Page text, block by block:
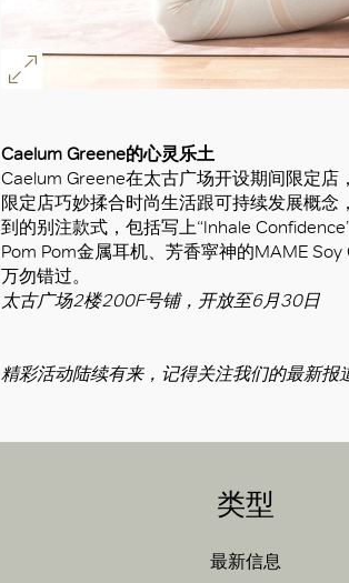
Caelum Greene的心灵乐土
Caelum Greene在太古广场开设期间限定店
限定店巧妙揉合时尚生活跟可持续发展概
到的别注款式，包括写上“Inhale
Pom Pom金属耳机、芳香寜神的MAME
万勿错过。
太古广场2楼200F号铺，开放至6月30日
精彩活动陆续有来，记得关注我们的最新报
类型
最新信息